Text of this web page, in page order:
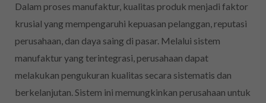
Dalam proses manufaktur, kualitas produk menjadi faktor
krusial yang mempengaruhi kepuasan pelanggan, reputasi
perusahaan, dan daya saing di pasar. Melalui sistem
manufaktur yang terintegrasi, perusahaan dapat
melakukan pengukuran kualitas secara sistematis dan
berkelanjutan. Sistem ini memungkinkan perusahaan untuk